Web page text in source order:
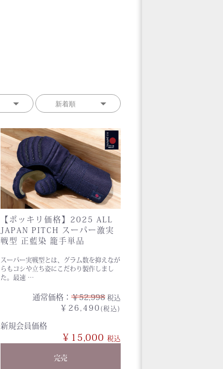
【ポッキリ価格】2025 ALL
JAPAN PITCH スーパー激実
戦型 正藍染 籠手単品
スーパー実戦型とは、グラム数を抑えなが
らもコシや立ち姿にこだわり製作しまし
た。最速 …
通常価格：￥52,998 税込
￥26,490 (税込)
新規会員価格
￥15,000
完売